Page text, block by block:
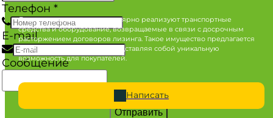
Лизинговые компании регулярно реализуют транспортные
средства и оборудование, возвращаемые в связи с досрочным
расторжением договоров лизинга. Такое имущество предлагается
по конкурентным ценам, представляя собой уникальную
возможность для покупателей.
Написать
Телефон *
E-mail
Сообщение
Отправить